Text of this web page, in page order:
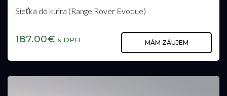
Sieťka do kufra (Range Rover Evoque)
187.00€ s DPH MÁM ZÁUJEM